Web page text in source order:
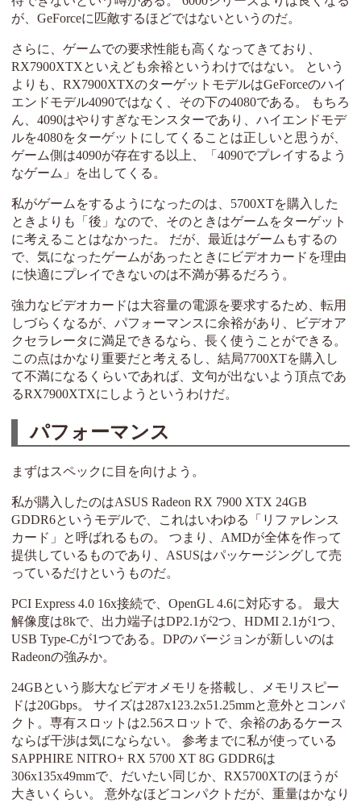
が、GeForceに匹敵するほどではないというのだ。
さらに、ゲームでの要求性能も高くなってきており、
RX7900XTXといえども余裕というわけではない。 という
よりも、RX7900XTXのターゲットモデルはGeForceのハイ
エンドモデル4090ではなく、その下の4080である。 もちろ
ん、4090はやりすぎなモンスターであり、ハイエンドモデ
ルを4080をターゲットにしてくることは正しいと思うが、
ゲーム側は4090が存在する以上、「4090でプレイするよう
なゲーム」を出してくる。
私がゲームをするようになったのは、5700XTを購入した
ときよりも「後」なので、そのときはゲームをターゲット
に考えることはなかった。 だが、最近はゲームもするの
で、気になったゲームがあったときにビデオカードを理由
に快適にプレイできないのは不満が募るだろう。
強力なビデオカードは大容量の電源を要求するため、転用
しづらくなるが、パフォーマンスに余裕があり、ビデオア
クセラレータに満足できるなら、長く使うことができる。
この点はかなり重要だと考えるし、結局7700XTを購入し
て不満になるくらいであれば、文句が出ないよう頂点であ
るRX7900XTXにしようというわけだ。
パフォーマンス
まずはスペックに目を向けよう。
私が購入したのはASUS Radeon RX 7900 XTX 24GB
GDDR6というモデルで、これはいわゆる「リファレンス
カード」と呼ばれるもの。 つまり、AMDが全体を作って
提供しているものであり、ASUSはパッケージングして売
っているだけというものだ。
PCI Express 4.0 16x接続で、OpenGL 4.6に対応する。 最大
解像度は8kで、出力端子はDP2.1が2つ、HDMI 2.1が1つ、
USB Type-Cが1つである。DPのバージョンが新しいのは
Radeonの強みか。
24GBという膨大なビデオメモリを搭載し、メモリスピー
ドは20Gbps。 サイズは287x123.2x51.25mmと意外とコンパ
クト。専有スロットは2.56スロットで、余裕のあるケース
ならば干渉は気にならない。 参考までに私が使っている
SAPPHIRE NITRO+ RX 5700 XT 8G GDDR6は
306x135x49mmで、だいたい同じか、RX5700XTのほうが
大きいくらい。 意外なほどコンパクトだが、重量はかなり